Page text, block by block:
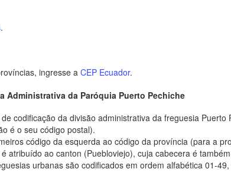
.
ingresse a CEP Ecuador.
Administrativa da Paróquia Puerto Pechiche
codificação da divisão administrativa da freguesia Puerto
é o seu código postal).
código da esquerda ao código da província (para a
atribuído ao canton (Puebloviejo), cuja cabecera é
urbanas são codificados em ordem alfabética 01-